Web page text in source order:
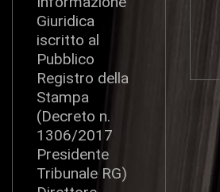
Giuridica
iscritto al
Pubblico
Registro della
Stampa
(Decreto n.
1306/2017
Presidente
Tribunale RG)